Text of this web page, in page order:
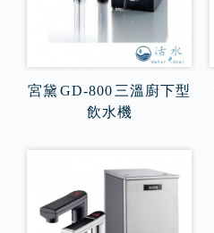
宮黛 GD-800 三溫廚下型
飲水機